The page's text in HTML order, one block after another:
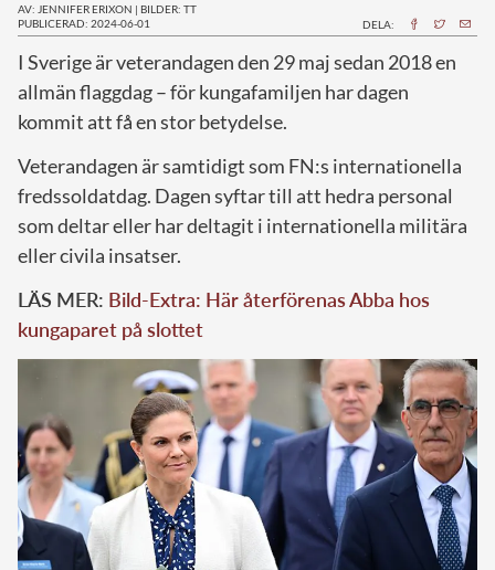
AV: JENNIFER ERIXON | BILDER: TT
PUBLICERAD: 2024-06-01
DELA:
I Sverige är veterandagen den 29 maj sedan 2018 en
allmän flaggdag – för kungafamiljen har dagen
kommit att få en stor betydelse.
Veterandagen är samtidigt som FN:s internationella
fredssoldatdag. Dagen syftar till att hedra personal
som deltar eller har deltagit i internationella militära
eller civila insatser.
LÄS MER: Bild-Extra: Här återförenas Abba hos
kungaparet på slottet